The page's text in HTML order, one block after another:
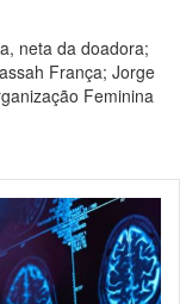
neta da doadora;
França; Jorge
Feminina